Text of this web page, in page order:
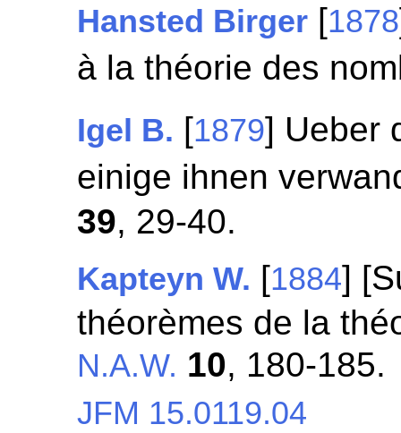
Hansted Birger [1878
à la théorie des
Igel B. [1879] Ueber
einige ihnen
39, 29-40.
Kapteyn W. [1884]
théorèmes de la
N.A.W. 10, 180-185.
JFM 15.0119.04